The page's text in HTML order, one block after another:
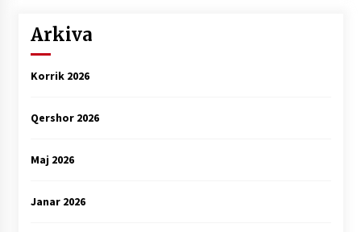
Arkiva
Korrik 2026
Qershor 2026
Maj 2026
Janar 2026